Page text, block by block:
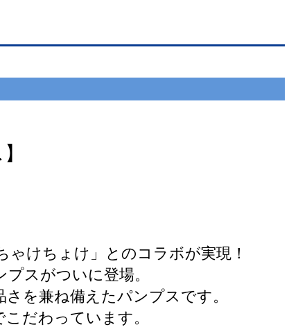
けちょけ」とのコラボが実現！
スがついに登場。
を兼ね備えたパンプスです。
だわっています。